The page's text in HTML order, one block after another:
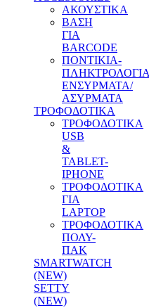
ΑΚΟΥΣΤΙΚΑ
ΒΑΣΗ
ΓΙΑ
BARCODE
ΠΟΝΤΙΚΙΑ-
ΠΛΗΚΤΡΟΛΟΓΙΑ
ΕΝΣΥΡΜΑΤΑ/
ΑΣΥΡΜΑΤΑ
ΤΡΟΦΟΔΟΤΙΚΑ
ΤΡΟΦΟΔΟΤΙΚΑ
USB
&
TABLET-
IPHONE
ΤΡΟΦΟΔΟΤΙΚΑ
ΓΙΑ
LAPTOP
ΤΡΟΦΟΔΟΤΙΚΑ
ΠΟΛΥ-
ΠΑΚ
SMARTWATCH
(NEW)
SETTY
(NEW)